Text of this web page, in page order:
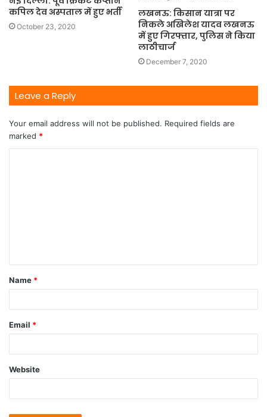
कपिल देव अस्पताल में हुए भर्ती
October 23, 2020
लखनऊ: किसान यात्रा पर
निकले अखिलेश यादव लखनऊ
में हुए गिरफ्तार, पुलिस ने किया
लाठीचार्ज
December 7, 2020
Leave a Reply
Your email address will not be published. Required fields are
marked *
Name *
Email *
Website